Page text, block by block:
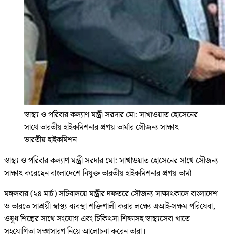
স্বাস্থ্য ও পরিবার কল্যাণ মন্ত্রী সরদার মো: সাখাওয়াত হোসেনের
সাথে ভারতীয় হাইকমিশনার প্রণয় ভার্মার সৌজন্য সাক্ষাৎ |
ভারতীয় হাইকমিশন
স্বাস্থ্য ও পরিবার কল্যাণ মন্ত্রী সরদার মো: সাখাওয়াত হোসেনের সাথে সৌজন্য
সাক্ষাৎ করেছেন বাংলাদেশে নিযুক্ত ভারতীয় হাইকমিশনার প্রণয় ভার্মা।
মঙ্গলবার (২৪ মার্চ) সচিবালয়ে মন্ত্রীর দফতরে সৌজন্য সাক্ষাৎকালে বাংলাদেশ
ও ভারতে সাশ্রয়ী স্বাস্থ্য ব্যবস্থা শক্তিশালী করার লক্ষ্যে এআই-সক্ষম পরিষেবা,
ওষুধ শিল্পের সাথে সংযোগ এবং চিকিৎসা শিক্ষাসহ স্বাস্থ্যসেবা খাতে
সহযোগিতা সম্প্রসারণ নিয়ে আলোচনা করেন তারা।